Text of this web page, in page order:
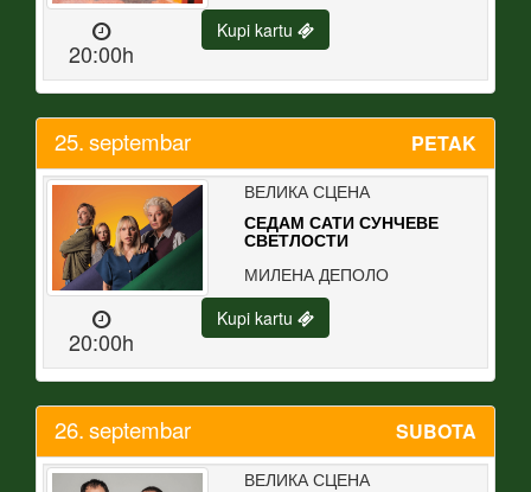
20:00h
Kupi kartu
25.septembar PETAK
ВЕЛИКА СЦЕНА
СЕДАМ САТИ СУНЧЕВЕ
СВЕТЛОСТИ
МИЛЕНА ДЕПОЛО
20:00h
Kupi kartu
26.septembar SUBOTA
ВЕЛИКА СЦЕНА